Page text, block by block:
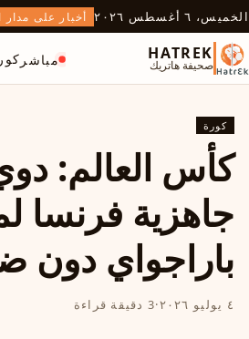
الخميس، ٦ أغسطس ٢٠٢٦ أخبار على مدار
HATREK
صحيفة هاتريك مباشر
كورة
كأس العالم:
جاهزية فرنسا
باراجواي دون
٤ يوليو ٢٠٢٦ ·3 دقيقة قراءة